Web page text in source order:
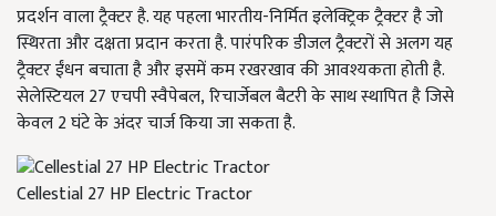
प्रदर्शन वाला ट्रैक्टर है. यह पहला भारतीय-निर्मित इलेक्ट्रिक ट्रैक्टर है जो
स्थिरता और दक्षता प्रदान करता है. पारंपरिक डीजल ट्रैक्टरों से अलग यह
ट्रैक्टर ईंधन बचाता है और इसमें कम रखरखाव की आवश्यकता होती है.
सेलेस्टियल 27 एचपी स्वैपेबल,रिचार्जेबल बैटरी के साथ स्थापित है जिसे
केवल 2 घंटे के अंदर चार्ज किया जा सकता है.
Cellestial 27 HP Electric Tractor